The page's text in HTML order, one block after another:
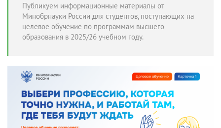
Публикуем информационные материалы от
Минобрнауки России для студентов, поступающих на
целевое обучение по программам высшего
образования в 2025/26 учебном году.